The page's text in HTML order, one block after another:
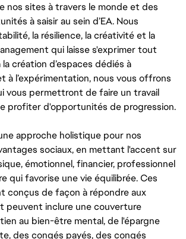
nos sites à travers le monde et des
à saisir au sein d’EA. Nous
la résilience, la créativité et la
qui laisse s'exprimer tout
création d’espaces dédiés à
à l’expérimentation, nous vous offrons
vous permettront de faire un travail
profiter d'opportunités de progression.
approche holistique pour nos
sociaux, en mettant l'accent sur
émotionnel, financier, professionnel
qui favorise une vie équilibrée. Ces
conçus de façon à répondre aux
peuvent inclure une couverture
au bien-être mental, de l'épargne
des congés payés, des congés